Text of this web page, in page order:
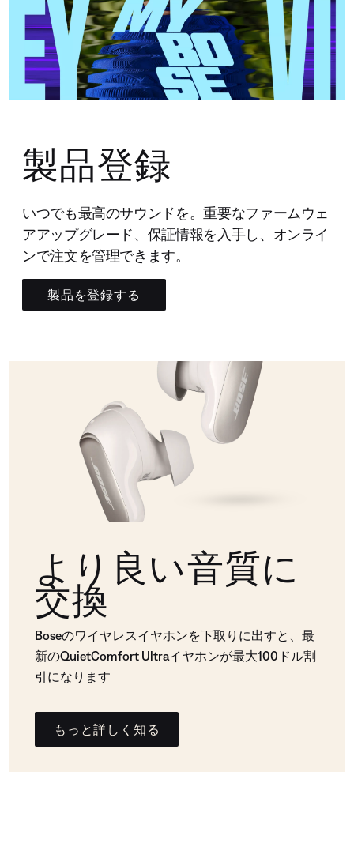
製品登録
いつでも最高のサウンドを。重要なファームウェ
アアップグレード、保証情報を入手し、オンライ
ンで注文を管理できます。
製品を登録する
より良い音質に
交換
Boseのワイヤレスイヤホンを下取りに出すと、最
新のQuietComfort Ultraイヤホンが最大100ドル割
引になります
もっと詳しく知る